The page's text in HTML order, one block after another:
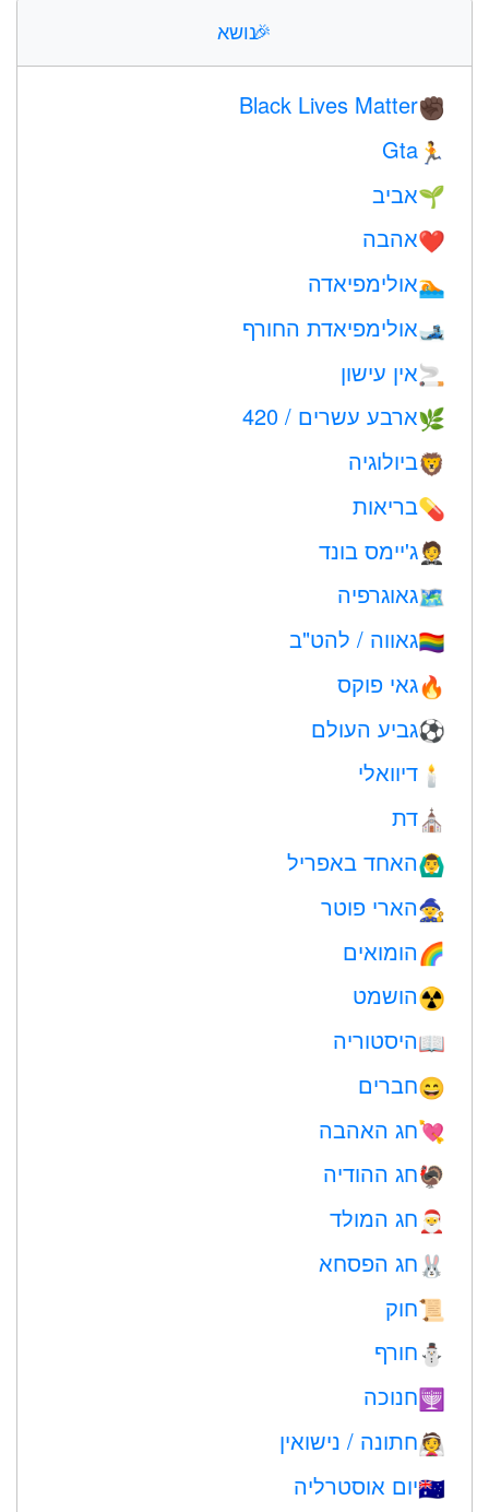
🎉נושא
✊🏿
Black Lives Matter
🏃
Gta
🌱אביב
❤️️אהבה
🏊אולימפיאדה
🎿אולימפיאדת החורף
🚬אין עישון
🌿ארבע עשרים / 420
🦁ביולוגיה
💊בריאות
🤵ג'יימס בונד
🗺גאוגרפיה
🏳️‍🌈גאווה / להט"ב
🔥גאי פוקס
⚽גביע העולם
🕯 דיוואלי
⛪️דת
🙆‍♂️האחד באפריל
🧙הארי פוטר
🌈הומואים
☢️הושמט
📖היסטוריה
😄חברים
💘חג האהבה
🦃חג ההודיה
🎅 חג המולד
🐰 חג הפסחא
📜חוק
⛄ חורף
🕎חנוכה
👰חתונה / נישואין
🇦🇺יום אוסטרליה